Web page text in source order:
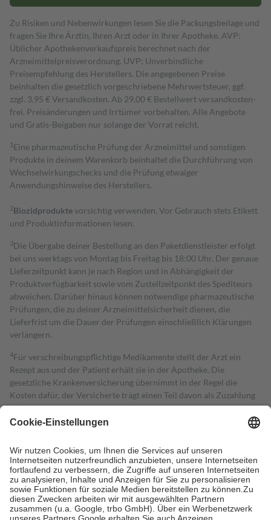
Zu Risiken und Nebenwirkungen lesen Sie die Packungsbeilage und
fragen Sie Ihre Ärztin, Ihren Arzt oder in Ihrer Apotheke. AVP:
Üblicher Apothekenverkaufspreis berechnet nach der
Arzneimittelpreisverordnung. UVP: Unverbindliche
Preisempfehlung des Herstellers. Die angegebenen Preise
beinhalten die gesetzlich vorgeschriebene Mehrwertsteuer, ggf.
zzgl. 3,95 € Versandkosten. Ab 29,00 € Bestell­wert versand­kosten­
frei. Preisänderungen und Irrtümer vorbehalten. Alle Angebote
und Gratis-Beigaben nur solange der Vorrat reicht.
1 Eine pharmazeutische Prüfung der Arzneimittel und sonstigen
Produkte in deinem Warenkorb beinhaltet die Durchführung von
Wechselwirkungschecks und die Prüfung etwaiger
Anwendungshinweise des Herstellers.
2Biozidproduktevorsichtig verwenden. Vor Gebrauch stets Etikett
und Produktinformationen lesen.
3Die Übergabe deiner Bestellung an den Paketdienstleister erfolgt
bei uns werktags von Montag bis Freitag bis 18:00 Uhr. Der genaue
Lieferzeitpunkt kann je nach Region und in Abhängigkeit der
Produktverfügbarkeit sowie vom Zustellzeitpunkt des Spediteurs
abweichen. Darüber hinaus können notwendige pharmazeutische
Prüfungen, die zu deiner Arzneimittelsicherheit dienen, die
Lieferfrist um die Dauer der Prüfungen einschließlich Klärungen
verlängern.
4Für verschreibungspflichtige Medikamente stellt der Arzt ein
Rezept aus und der Patient erhält sie in der Apotheke. Die
gesetzliche Krankenversicherung übernimmt in der Regel die
Kosten dafür, der Versicherte trägt einen Teil davon als Zuzahlung
mit.
Grundsätzlich leisten Mitglieder Zuzahlungen in Höhe von zehn
höchstens zehn Euro.
Es sind jedoch nie mehr als die tatsächlichen
Kosten der Leistung zu entrichten.
Diese Regeln gelten grundsätzlich auch für Online-Apotheken.
Bei Heilmitteln und häuslicher Krankenpflege beträgt die
Zuzahlung zehn Prozent der Kosten sowie zehn Euro je
Verordnung.